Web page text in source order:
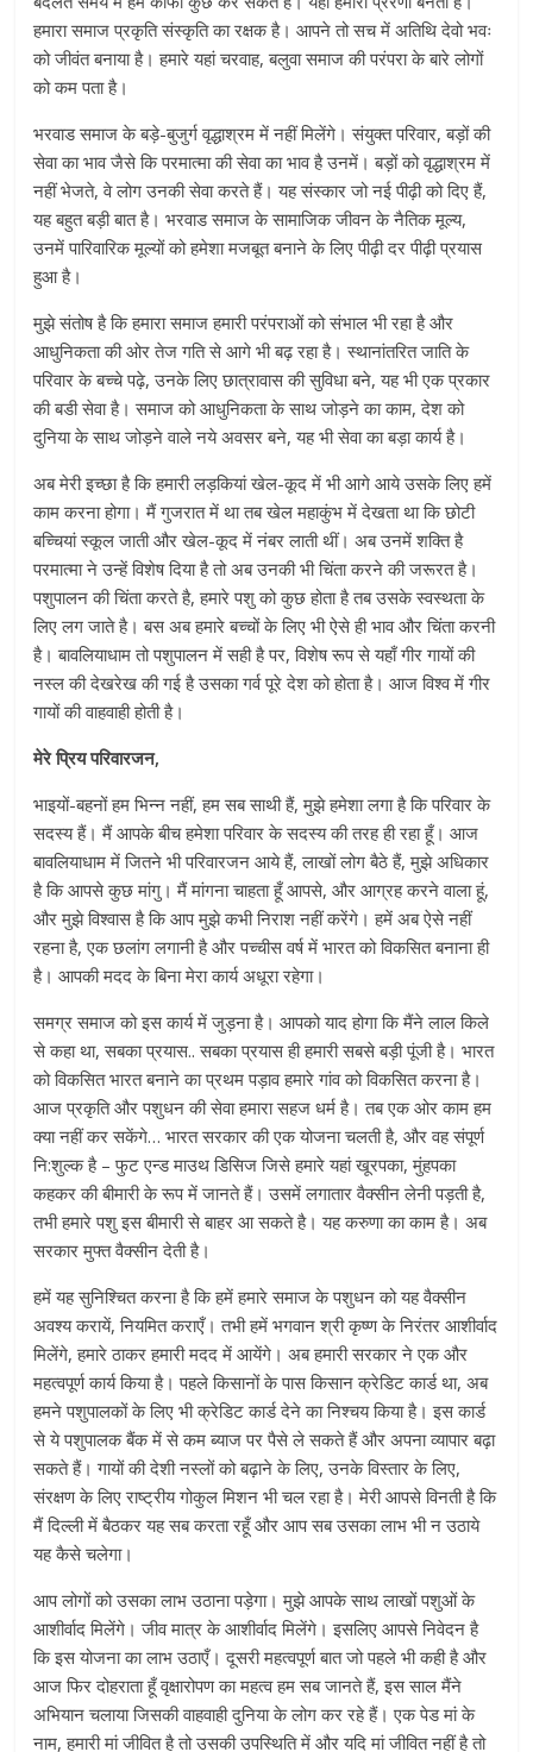
हमारा समाज प्रकृति संस्कृति का रक्षक है। आपने तो सच में अतिथि देवो भवः
को जीवंत बनाया है। हमारे यहां चरवाह, बलुवा समाज की परंपरा के बारे लोगों
को कम पता है।
भरवाड समाज के बड़े-बुजुर्ग वृद्धाश्रम में नहीं मिलेंगे। संयुक्त परिवार, बड़ों की
सेवा का भाव जैसे कि परमात्मा की सेवा का भाव है उनमें। बड़ों को वृद्धाश्रम में
नहीं भेजते, वे लोग उनकी सेवा करते हैं। यह संस्कार जो नई पीढ़ी को दिए हैं,
यह बहुत बड़ी बात है। भरवाड समाज के सामाजिक जीवन के नैतिक मूल्य,
उनमें पारिवारिक मूल्यों को हमेशा मजबूत बनाने के लिए पीढ़ी दर पीढ़ी प्रयास
हुआ है।
मुझे संतोष है कि हमारा समाज हमारी परंपराओं को संभाल भी रहा है और
आधुनिकता की ओर तेज गति से आगे भी बढ़ रहा है। स्थानांतरित जाति के
परिवार के बच्चे पढ़े, उनके लिए छात्रावास की सुविधा बने, यह भी एक प्रकार
की बडी सेवा है। समाज को आधुनिकता के साथ जोड़ने का काम, देश को
दुनिया के साथ जोड़ने वाले नये अवसर बने, यह भी सेवा का बड़ा कार्य है।
अब मेरी इच्छा है कि हमारी लड़कियां खेल-कूद में भी आगे आये उसके लिए हमें
काम करना होगा। मैं गुजरात में था तब खेल महाकुंभ में देखता था कि छोटी
बच्चियां स्कूल जाती और खेल-कूद में नंबर लाती थीं। अब उनमें शक्ति है
परमात्मा ने उन्हें विशेष दिया है तो अब उनकी भी चिंता करने की जरूरत है।
पशुपालन की चिंता करते है, हमारे पशु को कुछ होता है तब उसके स्वस्थता के
लिए लग जाते है। बस अब हमारे बच्चों के लिए भी ऐसे ही भाव और चिंता करनी
है। बावलियाधाम तो पशुपालन में सही है पर, विशेष रूप से यहाँ गीर गायों की
नस्ल की देखरेख की गई है उसका गर्व पूरे देश को होता है। आज विश्व में गीर
गायों की वाहवाही होती है।
मेरे प्रिय परिवारजन,
भाइयों-बहनों हम भिन्न नहीं, हम सब साथी हैं, मुझे हमेशा लगा है कि परिवार के
सदस्य हैं। मैं आपके बीच हमेशा परिवार के सदस्य की तरह ही रहा हूँ। आज
बावलियाधाम में जितने भी परिवारजन आये हैं, लाखों लोग बैठे हैं, मुझे अधिकार
है कि आपसे कुछ मांगु। मैं मांगना चाहता हूँ आपसे, और आग्रह करने वाला हूं,
और मुझे विश्वास है कि आप मुझे कभी निराश नहीं करेंगे। हमें अब ऐसे नहीं
रहना है, एक छलांग लगानी है और पच्चीस वर्ष में भारत को विकसित बनाना ही
है। आपकी मदद के बिना मेरा कार्य अधूरा रहेगा।
समग्र समाज को इस कार्य में जुड़ना है। आपको याद होगा कि मैंने लाल किले
से कहा था, सबका प्रयास.. सबका प्रयास ही हमारी सबसे बड़ी पूंजी है। भारत
को विकसित भारत बनाने का प्रथम पड़ाव हमारे गांव को विकसित करना है।
आज प्रकृति और पशुधन की सेवा हमारा सहज धर्म है। तब एक ओर काम हम
क्या नहीं कर सकेंगे… भारत सरकार की एक योजना चलती है, और वह संपूर्ण
नि:शुल्क है – फुट एन्ड माउथ डिसिज जिसे हमारे यहां खूरपका, मुंहपका
कहकर की बीमारी के रूप में जानते हैं। उसमें लगातार वैक्सीन लेनी पड़ती है,
तभी हमारे पशु इस बीमारी से बाहर आ सकते है। यह करुणा का काम है। अब
सरकार मुफ्त वैक्सीन देती है।
हमें यह सुनिश्चित करना है कि हमें हमारे समाज के पशुधन को यह वैक्सीन
अवश्य करायें, नियमित कराएँ। तभी हमें भगवान श्री कृष्ण के निरंतर आशीर्वाद
मिलेंगे, हमारे ठाकर हमारी मदद में आयेंगे। अब हमारी सरकार ने एक और
महत्वपूर्ण कार्य किया है। पहले किसानों के पास किसान क्रेडिट कार्ड था, अब
हमने पशुपालकों के लिए भी क्रेडिट कार्ड देने का निश्चय किया है। इस कार्ड
से ये पशुपालक बैंक में से कम ब्याज पर पैसे ले सकते हैं और अपना व्यापार बढ़ा
सकते हैं। गायों की देशी नस्लों को बढ़ाने के लिए, उनके विस्तार के लिए,
संरक्षण के लिए राष्ट्रीय गोकुल मिशन भी चल रहा है। मेरी आपसे विनती है कि
मैं दिल्ली में बैठकर यह सब करता रहूँ और आप सब उसका लाभ भी न उठाये
यह कैसे चलेगा।
आप लोगों को उसका लाभ उठाना पड़ेगा। मुझे आपके साथ लाखों पशुओं के
आशीर्वाद मिलेंगे। जीव मात्र के आशीर्वाद मिलेंगे। इसलिए आपसे निवेदन है
कि इस योजना का लाभ उठाएँ। दूसरी महत्वपूर्ण बात जो पहले भी कही है और
आज फिर दोहराता हूँ वृक्षारोपण का महत्व हम सब जानते हैं, इस साल मैंने
अभियान चलाया जिसकी वाहवाही दुनिया के लोग कर रहे हैं। एक पेड मां के
नाम, हमारी मां जीवित है तो उसकी उपस्थिति में और यदि मां जीवित नहीं है तो